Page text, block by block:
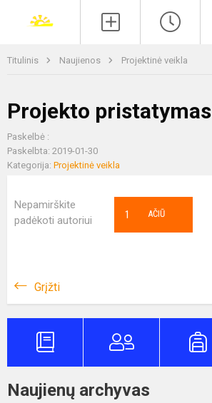
Titulinis Naujienos Projektinė veikla
Projekto pristatymas
Paskelbė :
Paskelbta: 2019-01-30
Kategorija: Projektinė veikla
Nepamirškite
padėkoti autoriui
AČIŪ
1
Grįžti
Naujienų archyvas